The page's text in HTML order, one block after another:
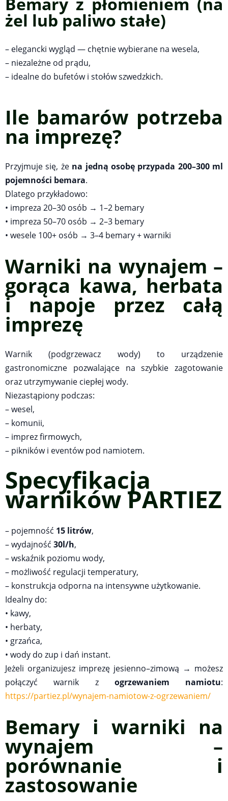
żel lub paliwo stałe)
– elegancki wygląd — chętnie wybierane na wesela,
– niezależne od prądu,
– idealne do bufetów i stołów szwedzkich.
Ile bamarów potrzeba
na imprezę?
Przyjmuje się, że na jedną osobę przypada 200–300 ml
pojemności bemara.
Dlatego przykładowo:
• impreza 20–30 osób → 1–2 bemary
• impreza 50–70 osób → 2–3 bemary
• wesele 100+ osób → 3–4 bemary + warniki
Warniki na wynajem –
gorąca kawa, herbata
i napoje przez całą
imprezę
Warnik (podgrzewacz wody) to urządzenie
gastronomiczne pozwalające na szybkie zagotowanie
oraz utrzymywanie ciepłej wody.
Niezastąpiony podczas:
– wesel,
– komunii,
– imprez firmowych,
– pikników i eventów pod namiotem.
Specyfikacja
warników PARTIEZ
– pojemność 15 litrów,
– wydajność 30l/h,
– wskaźnik poziomu wody,
– możliwość regulacji temperatury,
– konstrukcja odporna na intensywne użytkowanie.
Idealny do:
• kawy,
• herbaty,
• grzańca,
• wody do zup i dań instant.
Jeżeli organizujesz imprezę jesienno–zimową → możesz
połączyć warnik z ogrze­waniem namiotu:
https://partiez.pl/wynajem-namiotow-z-ogrzewaniem/
Bemary i warniki na
wynajem –
porównanie i
zastosowanie